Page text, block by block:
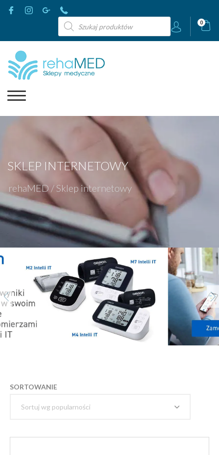
Wyszukiwarka
produktów
0
SKLEP INTERNETOWY
rehaMED / Sklep internetowy
SORTOWANIE